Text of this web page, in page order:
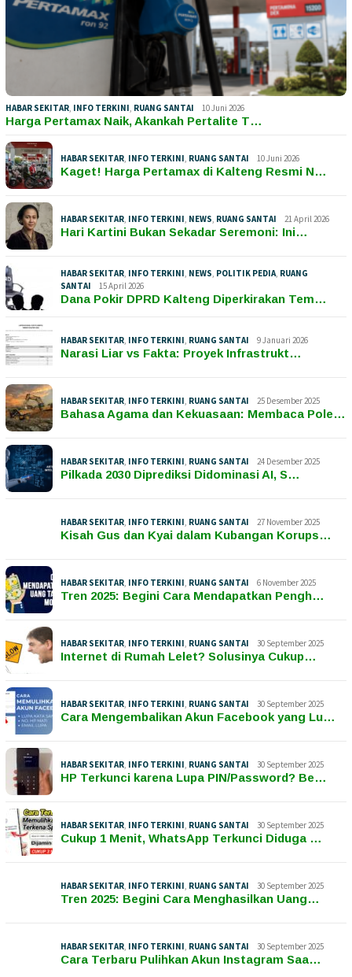
HABAR SEKITAR INFO TERKINI RUANG SANTAI 10 Juni 2026
Harga Pertamax Naik, Akankah Pertalite T…
HABAR SEKITAR INFO TERKINI RUANG SANTAI 10 Juni 2026
Kaget! Harga Pertamax di Kalteng Resmi N…
HABAR SEKITAR INFO TERKINI NEWS RUANG SANTAI 21 April 2026
Hari Kartini Bukan Sekadar Seremoni: Ini…
HABAR SEKITAR INFO TERKINI NEWS POLITIK PEDIA RUANG
SANTAI
15 April 2026
Dana Pokir DPRD Kalteng Diperkirakan Tem…
HABAR SEKITAR INFO TERKINI RUANG SANTAI 9 Januari 2026
Narasi Liar vs Fakta: Proyek Infrastrukt…
HABAR SEKITAR INFO TERKINI RUANG SANTAI 25 Desember 2025
Bahasa Agama dan Kekuasaan: Membaca Pole…
HABAR SEKITAR INFO TERKINI RUANG SANTAI 24 Desember 2025
Pilkada 2030 Diprediksi Didominasi AI, S…
HABAR SEKITAR INFO TERKINI RUANG SANTAI 27 November 2025
Kisah Gus dan Kyai dalam Kubangan Korups…
HABAR SEKITAR INFO TERKINI RUANG SANTAI 6 November 2025
Tren 2025: Begini Cara Mendapatkan Pengh…
HABAR SEKITAR INFO TERKINI RUANG SANTAI 30 September 2025
Internet di Rumah Lelet? Solusinya Cukup…
HABAR SEKITAR INFO TERKINI RUANG SANTAI 30 September 2025
Cara Mengembalikan Akun Facebook yang Lu…
HABAR SEKITAR INFO TERKINI RUANG SANTAI 30 September 2025
HP Terkunci karena Lupa PIN/Password? Be…
HABAR SEKITAR INFO TERKINI RUANG SANTAI 30 September 2025
Cukup 1 Menit, WhatsApp Terkunci Diduga …
HABAR SEKITAR INFO TERKINI RUANG SANTAI 30 September 2025
Tren 2025: Begini Cara Menghasilkan Uang…
HABAR SEKITAR INFO TERKINI RUANG SANTAI 30 September 2025
Cara Terbaru Pulihkan Akun Instagram Saa…